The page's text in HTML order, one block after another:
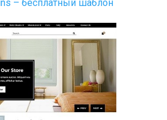
– бесплатный шаблон